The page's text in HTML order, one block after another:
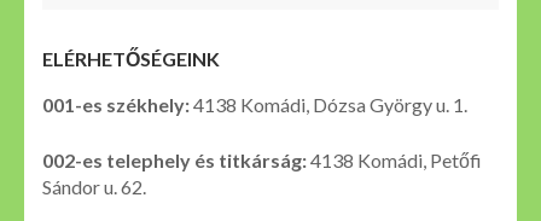
ELÉRHETŐSÉGEINK
001-es székhely:4138 Komádi, Dózsa György u. 1.
002-es telephely és titkárság:4138 Komádi, Petőfi
Sándor u. 62.